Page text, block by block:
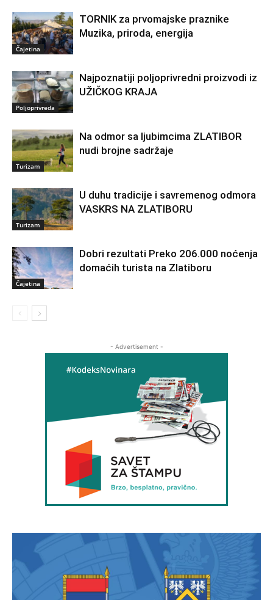
Čajetina
TORNIK za prvomajske praznike
Muzika, priroda, energija
Poljoprivreda
Najpoznatiji poljoprivredni proizvodi iz
UŽIČKOG KRAJA
Turizam
Na odmor sa ljubimcima ZLATIBOR
nudi brojne sadržaje
Turizam
U duhu tradicije i savremenog odmora
VASKRS NA ZLATIBORU
Čajetina
Dobri rezultati Preko 206.000 noćenja
domaćih turista na Zlatiboru
- Advertisement -